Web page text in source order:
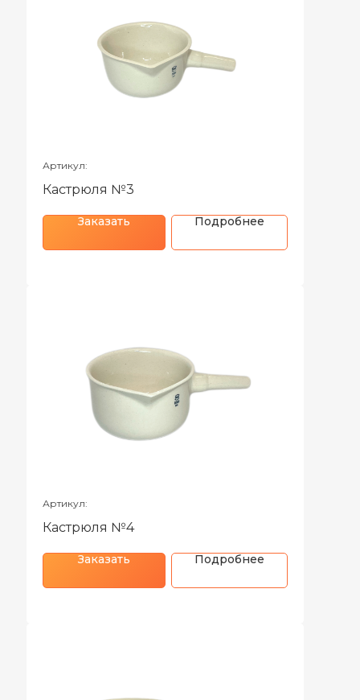
Артикул:
Кастрюля №3
Заказать Подробнее
Артикул:
Кастрюля №4
Заказать Подробнее